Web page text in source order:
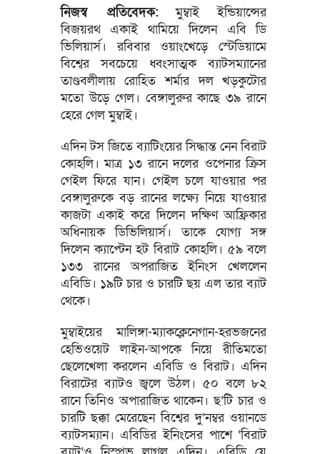
নিজস্ব প্রতিবেদক:মুম্বাই ইন্ডিয়ান্সের
বিজয়রথ একাই থামিয়ে দিলেন এবি ডি
ভিলিয়ার্স। রবিবার ওয়াংখেড়ে স্টেডিয়ামে
বিশ্বের সবচেয়ে ধ্বংসাত্মক ব্যাটসম্যানের
তাণ্ডবলীলায় রোহিত শর্মার দল খড়কুটোর
মতো উড়ে গেল। বেঙ্গালুরুর কাছে ৩৯ রানে
হেরে গেল মুম্বাই।
এদিন টস জিতে ব্যাটিংয়ের সিদ্ধান্ত নেন বিরাট
কোহলি। মাত্র ১৩ রানে দলের ওপেনার ক্রিস
গেইল ফিরে যান। গেইল চলে যাওয়ার পর
বেঙ্গালুরুকে বড় রানের লক্ষ্যে নিয়ে যাওয়ার
কাজটা একাই করে দিলেন দক্ষিণ আফ্রিকার
অধিনায়ক ডিভিলিয়ার্স। তাকে যোগ্য সঙ্গ
দিলেন ক্যাপ্টেন হট বিরাট কোহলি। ৫৯ বলে
১৩৩ রানের অপরাজিত ইনিংস খেললেন
এবিডি। ১৯টি চার ও চারটি ছয় এল তার ব্যাট
থেকে।
মুম্বাইয়ের মালিঙ্গা-ম্যাকক্লেনেগান-হরভজনের
হেভিওয়েট লাইন-আপকে নিয়ে রীতিমতো
ছেলেখেলা করলেন এবিডি ও বিরাট। এদিন
বিরাটের ব্যাটও জ্বলে উঠল। ৫০ বলে ৮২
রানে তিনিও অপারাজিত থাকেন। ছ’টি চার ও
চারটি ছক্কা মেরেছেন বিশ্বের দু’নম্বর ওয়ানডে
ব্যাটসম্যান। এবিডির ইনিংসের পাশে ‘বিরাট